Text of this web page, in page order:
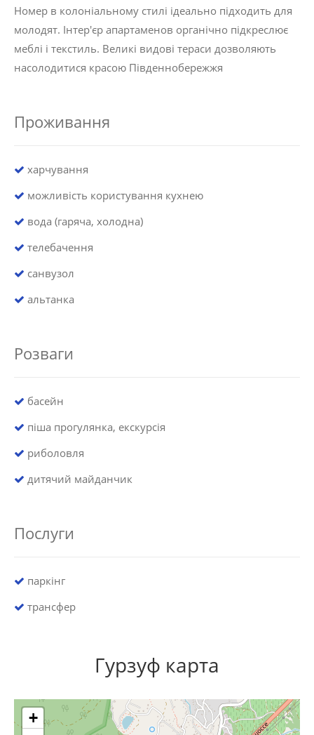
Номер в колоніальному стилі ідеально підходить для
молодят. Інтер'єр апартаменов органічно підкреслює
меблі і текстиль. Великі видові тераси дозволяють
насолодитися красою Південнобережжя
Проживання
харчування
можливість користування кухнею
вода (гаряча, холодна)
телебачення
санвузол
альтанка
Розваги
басейн
піша прогулянка, екскурсія
риболовля
дитячий майданчик
Послуги
паркінг
трансфер
Гурзуф карта
+